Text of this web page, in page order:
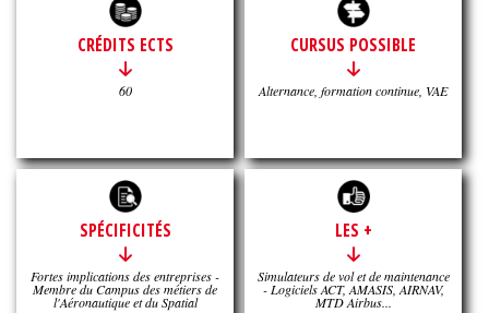
CRÉDITS ECTS
60
CURSUS POSSIBLE
Alternance, formation continue, VAE
SPÉCIFICITÉS
Fortes implications des entreprises -
Membre du Campus des métiers de
l'Aéronautique et du Spatial
LES +
Simulateurs de vol et de maintenance
- Logiciels ACT, AMASIS, AIRNAV,
MTD Airbus...